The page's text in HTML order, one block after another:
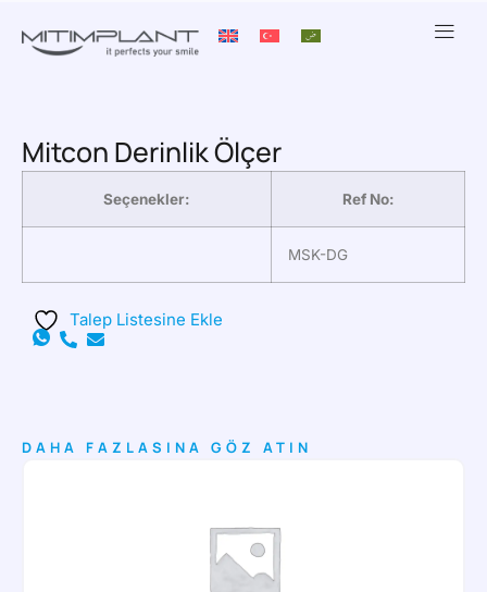
Mitcon Derinlik Ölçer
Seçenekler: Ref No:
MSK-DG
Talep Listesine Ekle
DAHA FAZLASINA GÖZ ATIN